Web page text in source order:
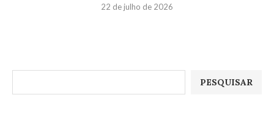
22 de julho de 2026
PESQUISAR